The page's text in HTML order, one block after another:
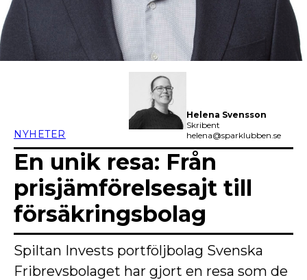
NYHETER
Helena Svensson
Skribent
helena@sparklubben.se
En unik resa: Från
prisjämförelsesajt till
försäkringsbolag
Spiltan Invests portföljbolag Svenska
Fribrevsbolaget har gjort en resa som de